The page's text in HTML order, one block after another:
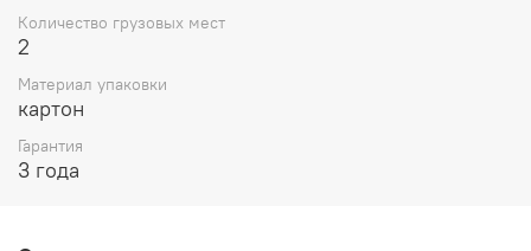
Количество грузовых мест
2
Материал упаковки
картон
Гарантия
3 года